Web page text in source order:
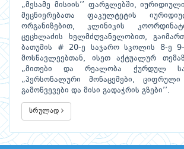
„მესამე მისიის’’ ფარგლებში,
მეცნიერებათა ფაკულტეტის
ორგანიზებით, კლინიკის
ცეცხლაძის ხელმძღვანელობით,
ბათუმის # 20-ე საჯარო სკოლის 8-ე
მოსწავლეებთან, ისეთ აქტუალურ
„მითები და რეალობა ქურდულ
„პერსონალური მონაცემები, ციფრული
გამოწვევები და მისი გადაჭრის გზები’’.
სრულად